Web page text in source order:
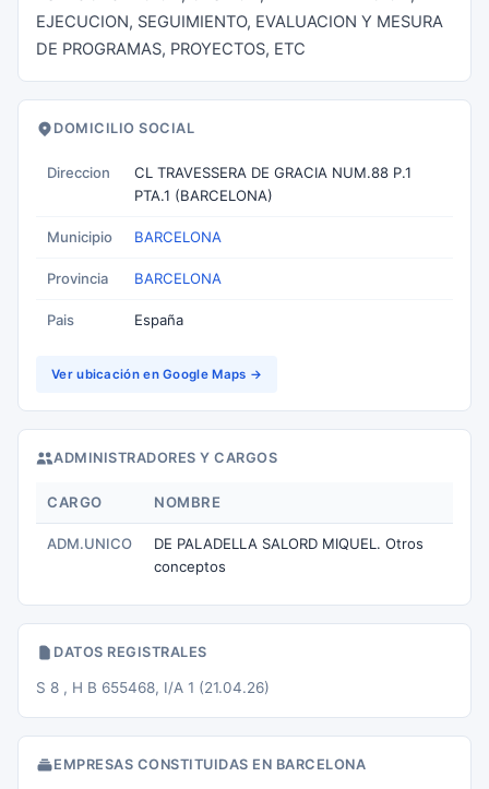
EJECUCION, SEGUIMIENTO, EVALUACION Y MESURA
DE PROGRAMAS, PROYECTOS, ETC
DOMICILIO SOCIAL
Direccion
CL TRAVESSERA DE GRACIA NUM.88 P.1
PTA.1 (BARCELONA)
Municipio BARCELONA
Provincia BARCELONA
Pais España
Ver ubicación en Google Maps →
ADMINISTRADORES Y CARGOS
CARGO NOMBRE
ADM.UNICO
DE PALADELLA SALORD MIQUEL. Otros
conceptos
DATOS REGISTRALES
S 8 , H B 655468, I/A 1 (21.04.26)
EMPRESAS CONSTITUIDAS EN BARCELONA